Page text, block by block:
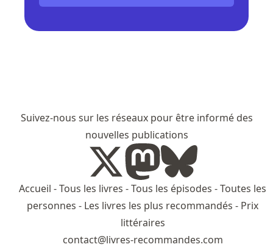
Suivez-nous sur les réseaux pour être informé des
nouvelles publications
Accueil -Tous les livres -Tous les épisodes -Toutes les
personnes - Les livres les plus recommandés - Prix
littéraires
contact@livres-recommandes.com